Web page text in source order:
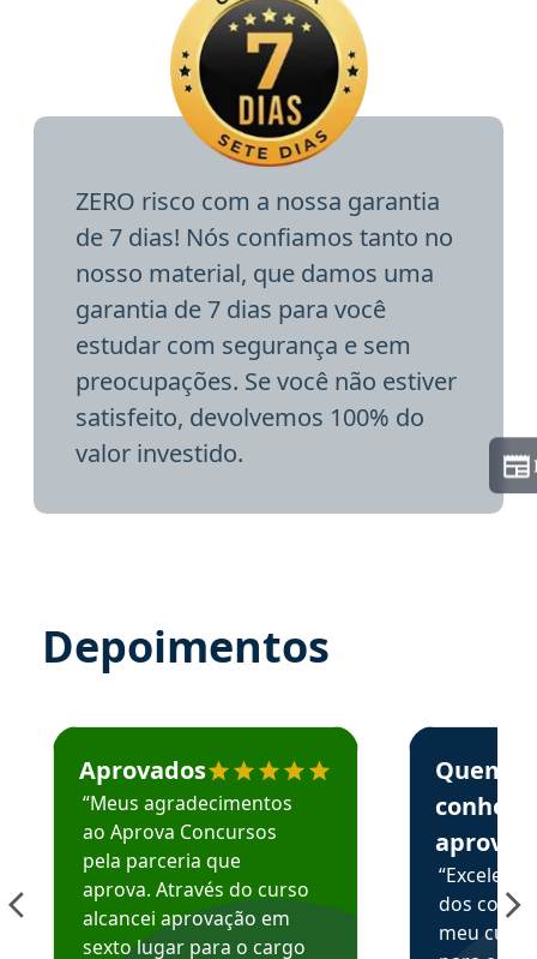
ZERO risco com a nossa garantia
de 7 dias! Nós confiamos tanto no
nosso material, que damos uma
garantia de 7 dias para você
estudar com segurança e sem
preocupações. Se você não estiver
satisfeito, devolvemos 100% do
valor investido.
Depoimentos
Estudante José recomenda o Aprova Concursos em
Aprovados
“Meus agradecimentos
ao Aprova Concursos
pela parceria que
aprova. Através do curso
alcancei aprovação em
sexto lugar para o cargo
Estudante
Quem
aprova
dos
meu